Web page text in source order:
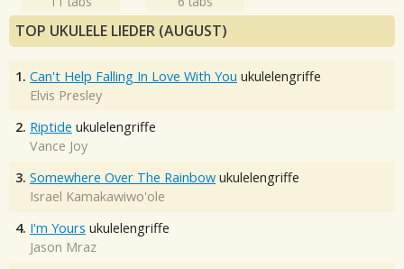
TOP UKULELE LIEDER (AUGUST)
1. Can't Help Falling In Love With You ukulelengriffe
Elvis Presley
2. Riptide ukulelengriffe
Vance Joy
3. Somewhere Over The Rainbow ukulelengriffe
Israel Kamakawiwo'ole
4. I'm Yours ukulelengriffe
Jason Mraz